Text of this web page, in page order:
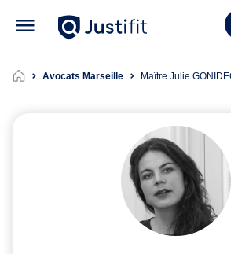
Avocats Marseille Maître Julie